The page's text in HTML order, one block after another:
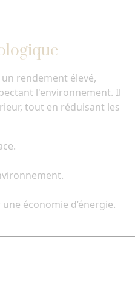
rendement élevé,
l'environnement. Il
tout en réduisant les
économie d’énergie.